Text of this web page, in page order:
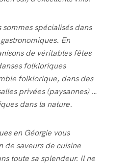
spécialisés dans
En
de véritables fêtes
folkloriques
folklorique, dans des
privées (paysannes) …
dans la nature.
en Géorgie vous
de saveurs de cuisine
toute sa splendeur. Il ne